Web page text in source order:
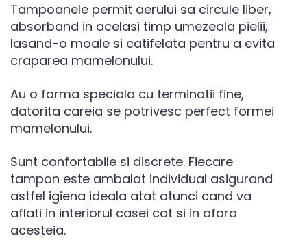
Tampoanele permit aerului sa circule liber,
absorband in acelasi timp umezeala pielii,
lasand-o moale si catifelata pentru a evita
craparea mamelonului.
Au o forma speciala cu terminatii fine,
datorita careia se potrivesc perfect formei
mamelonului.
Sunt confortabile si discrete. Fiecare
tampon este ambalat individual asigurand
astfel igiena ideala atat atunci cand va
aflati in interiorul casei cat si in afara
acesteia.